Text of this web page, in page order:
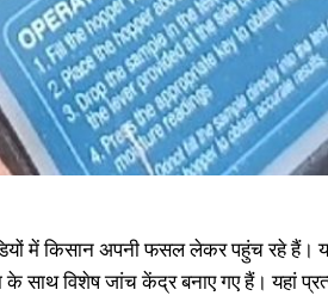
में किसान अपनी फसल लेकर पहुंच रहे हैं।
के साथ विशेष जांच केंद्र बनाए गए हैं। यहां